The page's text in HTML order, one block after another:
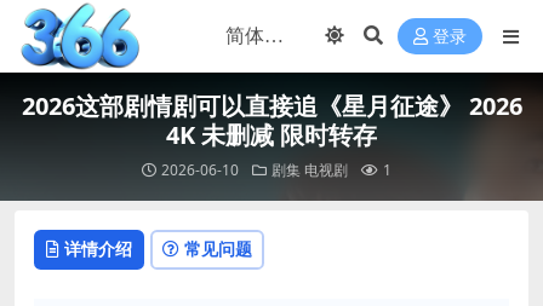
登录
2026这部剧情剧可以直接追《星月征途》 2026
4K 未删减 限时转存
2026-06-10 剧集 电视剧 1
详情介绍 常见问题